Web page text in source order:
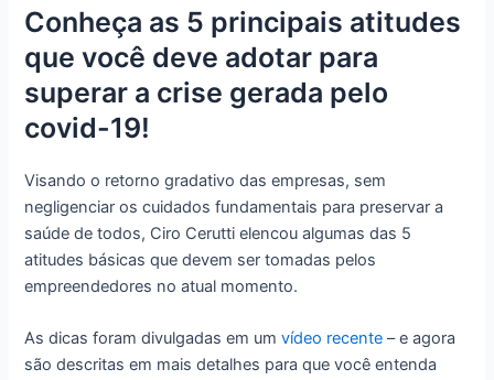
Conheça as 5 principais atitudes
que você deve adotar para
superar a crise gerada pelo
covid-19!
Visando o retorno gradativo das empresas, sem
negligenciar os cuidados fundamentais para preservar a
saúde de todos, Ciro Cerutti elencou algumas das 5
atitudes básicas que devem ser tomadas pelos
empreendedores no atual momento.
As dicas foram divulgadas em umvídeo recente – e agora
são descritas em mais detalhes para que você entenda